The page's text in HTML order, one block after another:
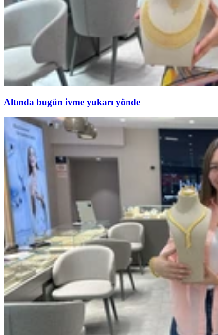
Altında bugün ivme yukarı yönde